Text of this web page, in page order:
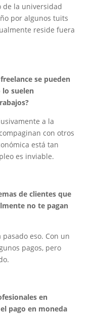
de la universidad
por algunos tuits
reside fuera
se pueden
lo suelen
a la
con otros
está tan
es inviable.
de clientes que
no te pagan
eso. Con un
pagos, pero
en
pago en moneda